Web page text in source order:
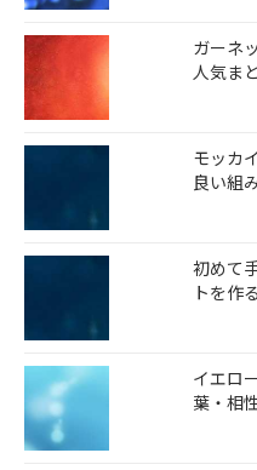
ガーネ
人気ま
モッカ
良い組
初めて
トを作
イエロ
葉・相